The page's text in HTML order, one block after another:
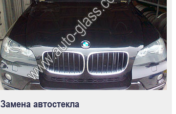
Замена автостекла